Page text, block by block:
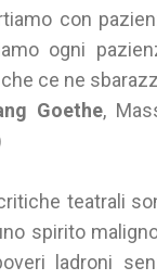
con
ogni
ce ne
Goethe,
teatrali
spirito
ladroni